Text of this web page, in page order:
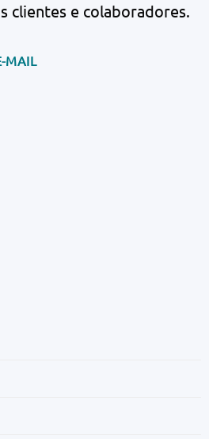
clientes e colaboradores.
MAIL